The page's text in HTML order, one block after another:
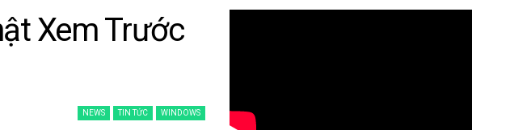
Xem Trước
NEWS TIN TỨC WINDOWS